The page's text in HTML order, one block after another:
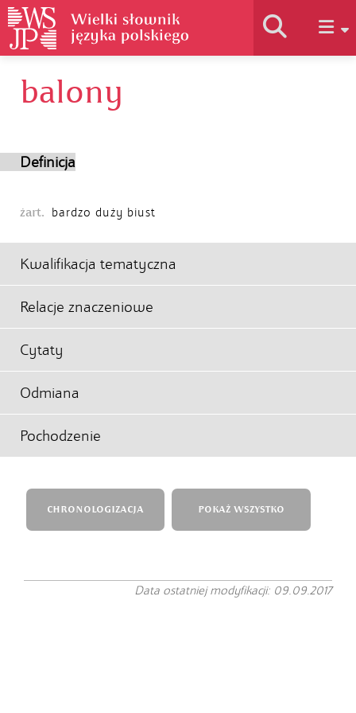
balony
Definicja
żart. bardzo duży biust
Kwalifikacja tematyczna
Relacje znaczeniowe
Cytaty
Odmiana
Pochodzenie
CHRONOLOGIZACJA POKAŻ WSZYSTKO
Data ostatniej modyfikacji: 09.09.2017